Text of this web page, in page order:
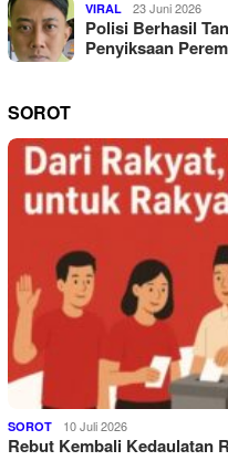
VIRAL 23 Juni 2026
Polisi Berhasil
Penyiksaan
SOROT
SOROT 10 Juli 2026
Rebut Kembali Kedaulatan